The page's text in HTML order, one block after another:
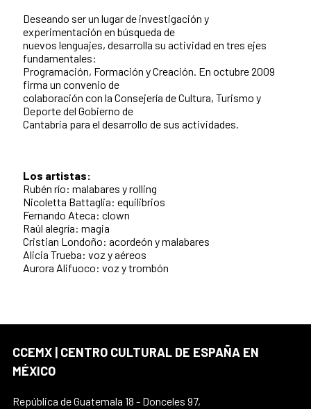
Deseando ser un lugar de investigación y
experimentación en búsqueda de
nuevos lenguajes, desarrolla su actividad en tres ejes
fundamentales:
Programación, Formación y Creación. En octubre 2009
firma un convenio de
colaboración con la Consejería de Cultura, Turismo y
Deporte del Gobierno de
Cantabria para el desarrollo de sus actividades.
Los artistas:
Rubén río: malabares y rolling
Nicoletta Battaglia: equilibrios
Fernando Ateca: clown
Raúl alegría: magia
Cristian Londoño: acordeón y malabares
Alicia Trueba: voz y aéreos
Aurora Alifuoco: voz y trombón
CCEMX | CENTRO CULTURAL DE ESPAÑA EN
MÉXICO
República de Guatemala 18 - Donceles 97,